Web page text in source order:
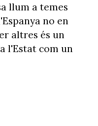
llum a temes
no en
altres és un
l'Estat com un